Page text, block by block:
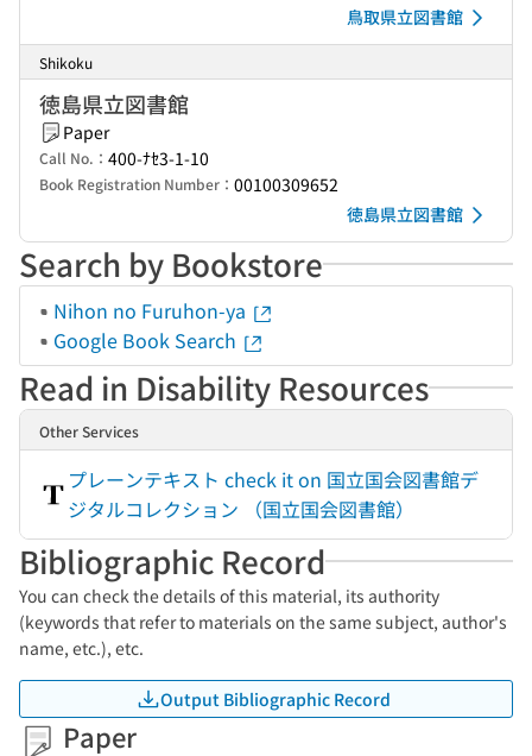
鳥取県立図書館
Shikoku
徳島県立図書館
Paper
Call No.： 400-ﾅｾ3-1-10
Book Registration Number： 00100309652
徳島県立図書館
Search by Bookstore
Nihon no Furuhon-ya
Google Book Search
Read in Disability Resources
Other Services
プレーンテキスト check it on 国立国会図書館デ
ジタルコレクション （国立国会図書館）
Bibliographic Record
You can check the details of this material, its authority
(keywords that refer to materials on the same subject, author's
name, etc.), etc.
Output Bibliographic Record
Paper